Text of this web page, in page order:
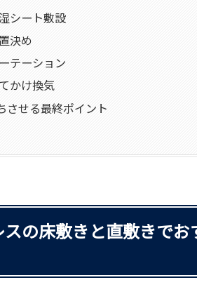
シート敷設
決め
テーション
かけ換気
させる最終ポイント
スの床敷きと直敷きで